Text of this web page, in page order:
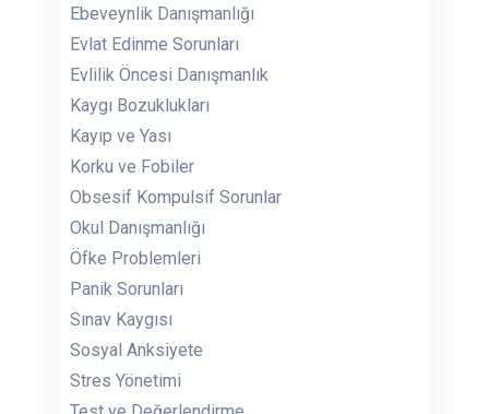
Ebeveynlik Danışmanlığı
Evlat Edinme Sorunları
Evlilik Öncesi Danışmanlık
Kaygı Bozuklukları
Kayıp ve Yası
Korku ve Fobiler
Obsesif Kompulsif Sorunlar
Okul Danışmanlığı
Öfke Problemleri
Panik Sorunları
Sınav Kaygısı
Sosyal Anksiyete
Stres Yönetimi